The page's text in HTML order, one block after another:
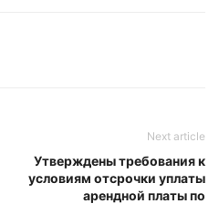
Next article
Утверждены требования к
условиям отсрочки уплаты
арендной платы по